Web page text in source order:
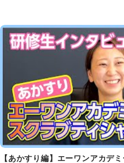
【あかすり編】エーワンアカデ